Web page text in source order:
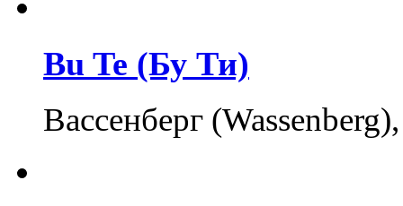
Bu Te (Бу Ти)
Вассенберг